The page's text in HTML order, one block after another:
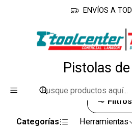
Categorías Herramientas
ENVÍOS A
Inicio Herramientas
Pistolas
Filtros